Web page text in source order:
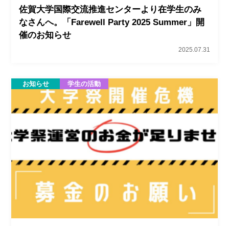
佐賀大学国際交流推進センターより在学生のみ
なさんへ。「Farewell Party 2025 Summer」開
催のお知らせ
2025.07.31
お知らせ 学生の活動